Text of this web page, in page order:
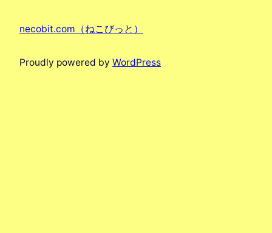
necobit.com（ねこびっと）
Proudly powered by WordPress